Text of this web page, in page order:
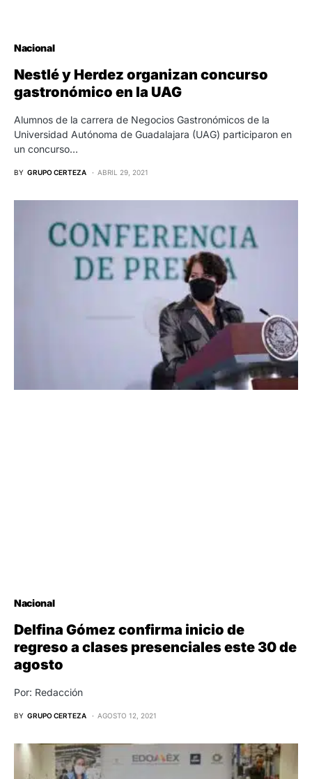
Nacional
Nestlé y Herdez organizan concurso
gastronómico en la UAG
Alumnos de la carrera de Negocios Gastronómicos de la
Universidad Autónoma de Guadalajara (UAG) participaron en
un concurso…
BY GRUPO CERTEZA ABRIL 29, 2021
Nacional
Delfina Gómez confirma inicio de
regreso a clases presenciales este 30 de
agosto
Por: Redacción
BY GRUPO CERTEZA AGOSTO 12, 2021